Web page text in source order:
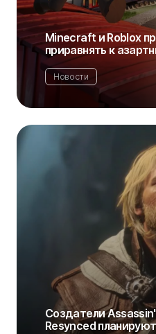
Minecraft и Roblox
приравнять к
Новости
Создатели
Resynced